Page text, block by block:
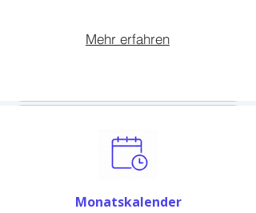
Mehr erfahren
Monatskalender